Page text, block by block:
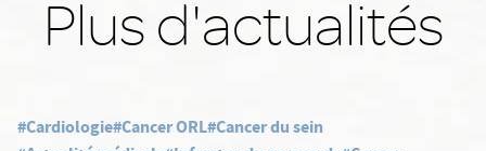
Plus d'actualités
#Cardiologie#Cancer ORL#Cancer du sein